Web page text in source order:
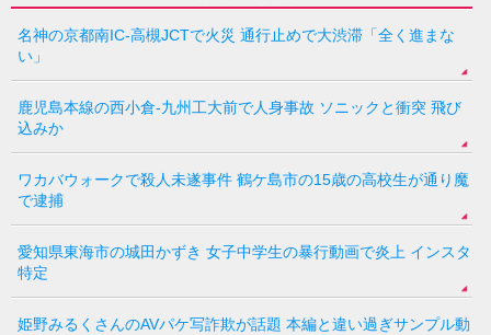
名神の京都南IC-高槻JCTで火災 通行止めで大渋滞「全く進まな
い」
鹿児島本線の西小倉-九州工大前で人身事故 ソニックと衝突 飛び
込みか
ワカバウォークで殺人未遂事件 鶴ケ島市の15歳の高校生が通り魔
で逮捕
愛知県東海市の城田かずき 女子中学生の暴行動画で炎上 インスタ
特定
姫野みるくさんのAVパケ写詐欺が話題 本編と違い過ぎサンプル動